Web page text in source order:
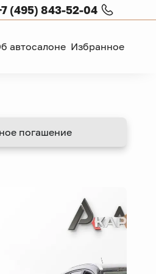
(495) 843-52-04
автосалоне Избранное
погашение